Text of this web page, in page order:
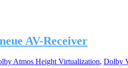
AV-Receiver
Atmos Height Virtualization, Dolby